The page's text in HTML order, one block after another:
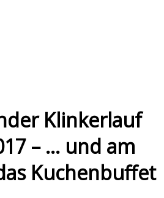
Klinkerlauf
– … und am
Kuchenbuffet